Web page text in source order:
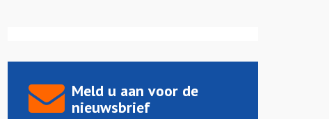
Meld u aan voor de
nieuwsbrief